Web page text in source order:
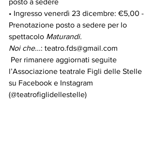
• Ingresso venerdì 23 dicembre: €5,00 -
Prenotazione posto a sedere per lo
spettacolo Maturandi.
Noi che...: teatro.fds@gmail.com
l’Associazione teatrale Figli delle Stelle
su Facebook e Instagram
(@teatrofiglidellestelle)